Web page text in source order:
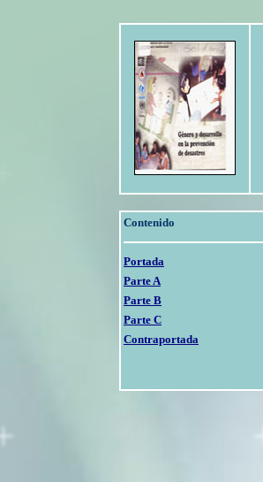
Contenido
Portada
Parte A
Parte B
Parte C
Contraportada